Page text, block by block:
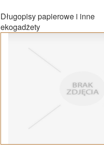
Długopisy papierowe i inne
ekogadżety